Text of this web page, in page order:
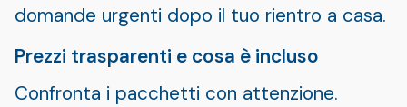
domande urgenti dopo il tuo rientro a casa.
Prezzi trasparenti e cosa è incluso
Confronta i pacchetti con attenzione.